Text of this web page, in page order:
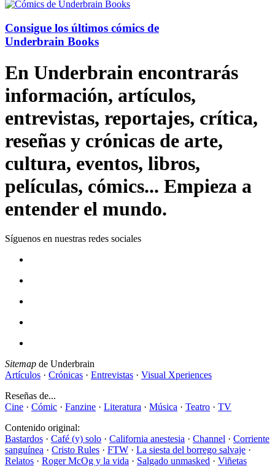
Consigue los últimos cómics de
Underbrain Books
En Underbrain encontrarás
información, artículos,
entrevistas, reportajes, crítica,
reseñas y crónicas de arte,
cultura, eventos, libros,
películas, cómics... Empieza a
entender el mundo.
Síguenos en nuestras redes sociales
Sitemap de Underbrain
Artículos · Crónicas · Entrevistas · Visual Xperiences
Reseñas de...
Cine · Cómic · Fanzine · Literatura · Música · Teatro · TV
Contenido original:
Bastardos · Café (y) solo · California anestesia · Channel · Corriente
sanguínea · Cristo Rules · FTW · La siesta del borrego salvaje ·
Relatos · Roger McOg y la vida · Salgado unmasked · Viñetas